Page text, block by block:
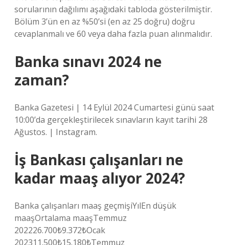
sorularının dağılımı aşağıdaki tabloda gösterilmiştir.
Bölüm 3’ün en az %50’si (en az 25 doğru) doğru
cevaplanmalı ve 60 veya daha fazla puan alınmalıdır.
Banka sınavı 2024 ne
zaman?
Banka Gazetesi | 14 Eylül 2024 Cumartesi günü saat
10:00’da gerçekleştirilecek sınavların kayıt tarihi 28
Ağustos. | Instagram.
İş Bankası çalışanları ne
kadar maaş alıyor 2024?
Banka çalışanları maaş geçmişiYılEn düşük
maaşOrtalama maaşTemmuz
202226.700₺9.372₺Ocak
202311.500₺15.180₺Temmuz